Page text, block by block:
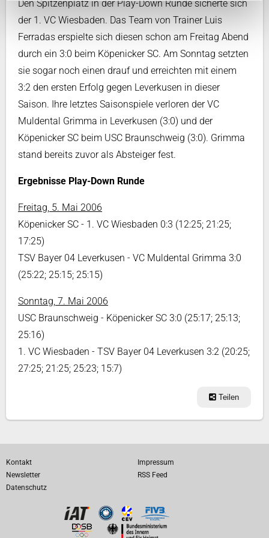
Den Spitzenplatz in der Play-Down Runde sicherte sich
der 1. VC Wiesbaden. Das Team von Trainer Luis
Ferradas erspielte sich diesen schon am Freitag Abend
durch ein 3:0 beim Köpenicker SC. Am Sonntag setzten
sie sogar noch einen drauf und erreichten mit einem
3:2 den ersten Erfolg gegen Leverkusen in dieser
Saison. Ihre letztes Saisonspiele verloren der VC
Muldental Grimma in Leverkusen (3:0) und der
Köpenicker SC beim USC Braunschweig (3:0). Grimma
stand bereits zuvor als Absteiger fest.
Ergebnisse Play-Down Runde
Freitag, 5. Mai 2006
Köpenicker SC - 1. VC Wiesbaden 0:3 (12:25; 21:25;
17:25)
TSV Bayer 04 Leverkusen - VC Muldental Grimma 3:0
(25:22; 25:15; 25:15)
Sonntag, 7. Mai 2006
USC Braunschweig - Köpenicker SC 3:0 (25:17; 25:13;
25:16)
1. VC Wiesbaden - TSV Bayer 04 Leverkusen 3:2 (20:25;
27:25; 21:25; 25:23; 15:7)
Teilen
Kontakt
Impressum
Newsletter
RSS Feed
Datenschutz